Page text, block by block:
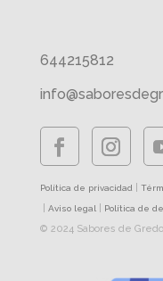
644215812
Política de privacidad
Aviso legal Política de
© 2024 Sabores de